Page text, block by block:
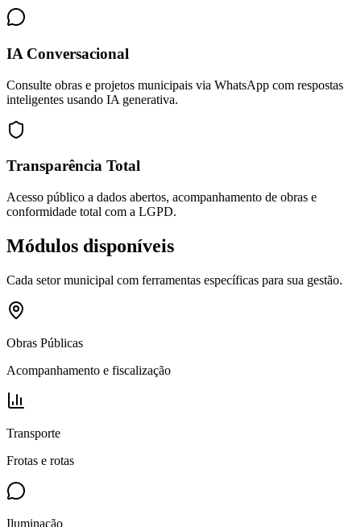
IA Conversacional
Consulte obras e projetos municipais via WhatsApp com respostas
inteligentes usando IA generativa.
Transparência Total
Acesso público a dados abertos, acompanhamento de obras e
conformidade total com a LGPD.
Módulos disponíveis
Cada setor municipal com ferramentas específicas para sua gestão.
Obras Públicas
Acompanhamento e fiscalização
Transporte
Frotas e rotas
Iluminação